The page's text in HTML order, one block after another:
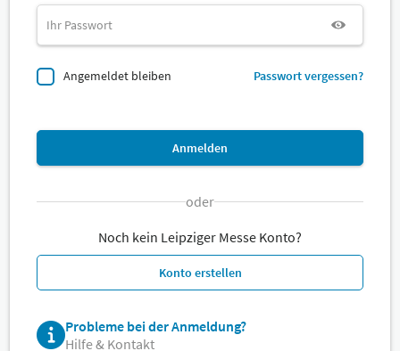
Angemeldet bleiben Passwort vergessen?
Anmelden
oder
Noch kein Leipziger Messe Konto?
Konto erstellen
Probleme bei der Anmeldung?
Hilfe & Kontakt